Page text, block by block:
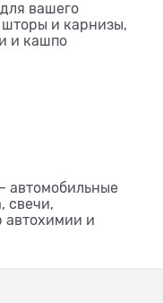
вашего
шторы и карнизы,
и кашпо
автомобильные
свечи,
и